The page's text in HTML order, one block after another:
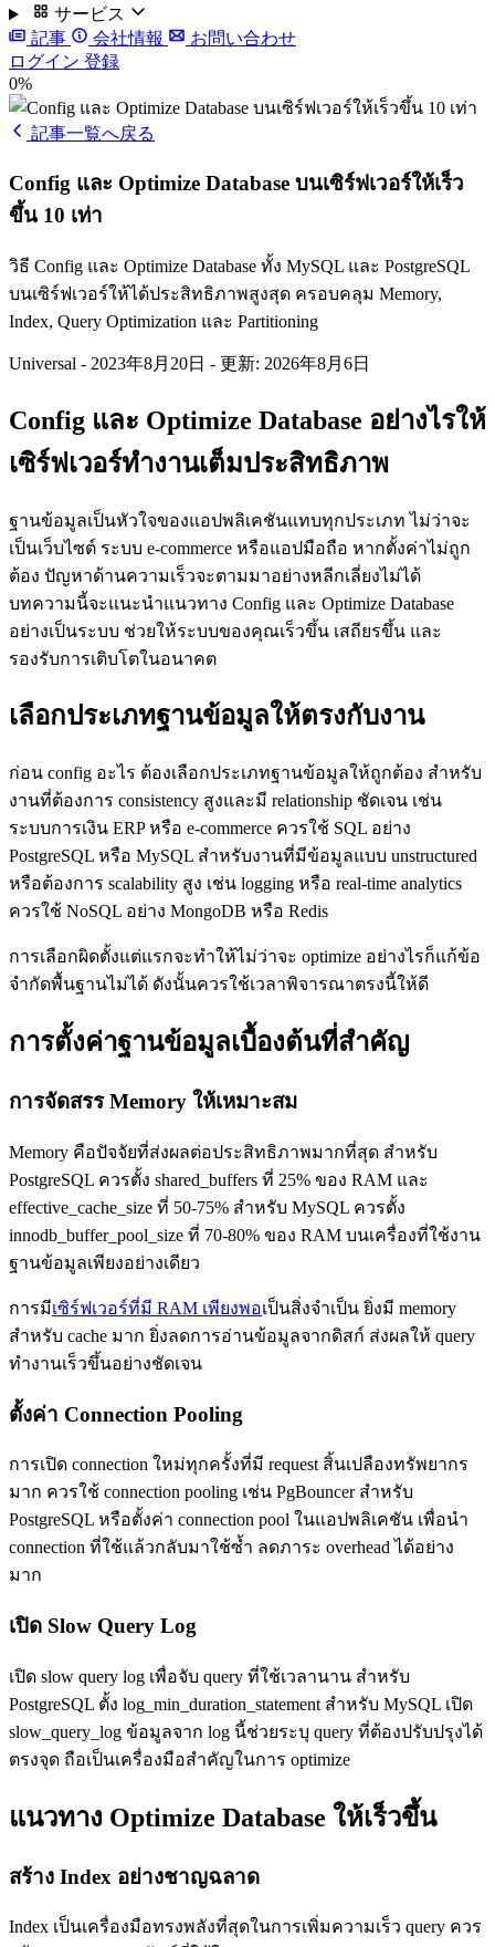
サービス
記事
会社情報
お問い合わせ
ログイン 登録
0%
記事一覧へ戻る
Config และ Optimize Database บนเซิร์ฟเวอร์ให้เร็ว
ขึ้น 10 เท่า
วิธี Config และ Optimize Database ทั้ง MySQL และ PostgreSQL
บนเซิร์ฟเวอร์ให้ได้ประสิทธิภาพสูงสุด ครอบคลุม Memory,
Index, Query Optimization และ Partitioning
Universal - 2023年8月20日 - 更新: 2026年8月6日
Config และ Optimize Database อย่างไรให้
เซิร์ฟเวอร์ทำงานเต็มประสิทธิภาพ
ฐานข้อมูลเป็นหัวใจของแอปพลิเคชันแทบทุกประเภท ไม่ว่าจะ
เป็นเว็บไซต์ ระบบ e-commerce หรือแอปมือถือ หากตั้งค่าไม่ถูก
ต้อง ปัญหาด้านความเร็วจะตามมาอย่างหลีกเลี่ยงไม่ได้
บทความนี้จะแนะนำแนวทาง Config และ Optimize Database
อย่างเป็นระบบ ช่วยให้ระบบของคุณเร็วขึ้น เสถียรขึ้น และ
รองรับการเติบโตในอนาคต
เลือกประเภทฐานข้อมูลให้ตรงกับงาน
ก่อน config อะไร ต้องเลือกประเภทฐานข้อมูลให้ถูกต้อง สำหรับ
งานที่ต้องการ consistency สูงและมี relationship ชัดเจน เช่น
ระบบการเงิน ERP หรือ e-commerce ควรใช้ SQL อย่าง
PostgreSQL หรือ MySQL สำหรับงานที่มีข้อมูลแบบ unstructured
หรือต้องการ scalability สูง เช่น logging หรือ real-time analytics
ควรใช้ NoSQL อย่าง MongoDB หรือ Redis
การเลือกผิดตั้งแต่แรกจะทำให้ไม่ว่าจะ optimize อย่างไรก็แก้ข้อ
จำกัดพื้นฐานไม่ได้ ดังนั้นควรใช้เวลาพิจารณาตรงนี้ให้ดี
การตั้งค่าฐานข้อมูลเบื้องต้นที่สำคัญ
การจัดสรร Memory ให้เหมาะสม
Memory คือปัจจัยที่ส่งผลต่อประสิทธิภาพมากที่สุด สำหรับ
PostgreSQL ควรตั้ง shared_buffers ที่ 25% ของ RAM และ
effective_cache_size ที่ 50-75% สำหรับ MySQL ควรตั้ง
innodb_buffer_pool_size ที่ 70-80% ของ RAM บนเครื่องที่ใช้งาน
ฐานข้อมูลเพียงอย่างเดียว
การมีเซิร์ฟเวอร์ที่มี RAM เพียงพอเป็นสิ่งจำเป็น ยิ่งมี memory
สำหรับ cache มาก ยิ่งลดการอ่านข้อมูลจากดิสก์ ส่งผลให้ query
ทำงานเร็วขึ้นอย่างชัดเจน
ตั้งค่า Connection Pooling
การเปิด connection ใหม่ทุกครั้งที่มี request สิ้นเปลืองทรัพยากร
มาก ควรใช้ connection pooling เช่น PgBouncer สำหรับ
PostgreSQL หรือตั้งค่า connection pool ในแอปพลิเคชัน เพื่อนำ
connection ที่ใช้แล้วกลับมาใช้ซ้ำ ลดภาระ overhead ได้อย่าง
มาก
เปิด Slow Query Log
เปิด slow query log เพื่อจับ query ที่ใช้เวลานาน สำหรับ
PostgreSQL ตั้ง log_min_duration_statement สำหรับ MySQL เปิด
slow_query_log ข้อมูลจาก log นี้ช่วยระบุ query ที่ต้องปรับปรุงได้
ตรงจุด ถือเป็นเครื่องมือสำคัญในการ optimize
แนวทาง Optimize Database ให้เร็วขึ้น
สร้าง Index อย่างชาญฉลาด
Index เป็นเครื่องมือทรงพลังที่สุดในการเพิ่มความเร็ว query ควร